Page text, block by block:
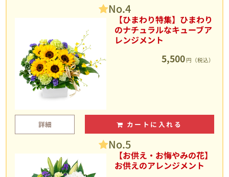
No.4
【ひまわり特集】ひまわり
のナチュラルなキューブア
レンジメント
5,500 円（税込）
詳細 カートに入れる
No.5
【お供え・お悔やみの花】
お供えのアレンジメント